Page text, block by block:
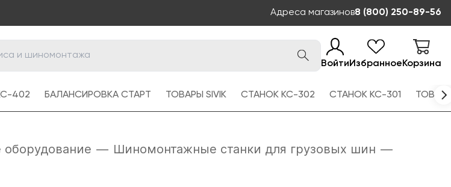
Адреса магазинов8 (800) 250-89-56
ВойтиИзбранноеКорзина
402 БАЛАНСИРОВКА СТАРТ ТОВАРЫ SIVIK СТАНОК КС-302 СТАНОК КС-301 ТОВАРЫ
— Шиномонтажные станки для грузовых шин —